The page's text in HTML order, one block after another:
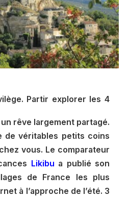
Partir explorer les 4
rêve largement partagé.
de véritables petits coins
vous. Le comparateur
Likibu a publié son
de France les plus
à l’approche de l’été. 3